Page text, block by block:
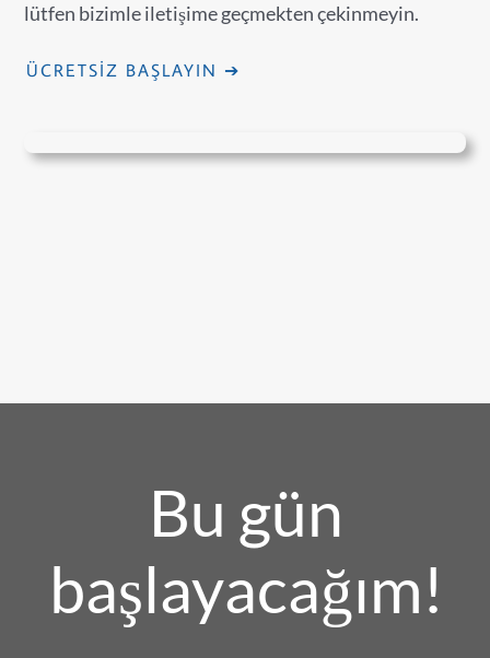
lütfen bizimle iletişime geçmekten çekinmeyin.
ÜCRETSIZ BAŞLAYIN ➔
Bu gün
başlayacağım!